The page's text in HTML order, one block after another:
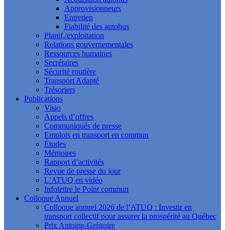
Approvisionneurs
Entretien
Fiabilité des autobus
Planif./exploitation
Relations gouvernementales
Ressources humaines
Secrétaires
Sécurité routière
Transport Adapté
Trésoriers
Publications
Visio
Appels d’offres
Communiqués de presse
Emplois en transport en commun
Études
Mémoires
Rapport d’activités
Revue de presse du jour
L’ATUQ en vidéo
Infolettre le Point commun
Colloque Annuel
Colloque annuel 2026 de l’ATUQ : Investir en
transport collectif pour assurer la prospérité au Québec
Prix Antoine-Grégoire